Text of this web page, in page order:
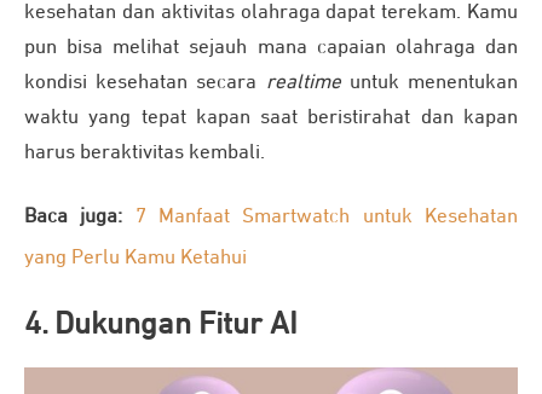
kesehatan dan aktivitas olahraga dapat terekam. Kamu
pun bisa melihat sejauh mana capaian olahraga dan
kondisi kesehatan secara realtimeuntuk menentukan
waktu yang tepat kapan saat beristirahat dan kapan
harus beraktivitas kembali.
Baca juga: 7 Manfaat Smartwatch untuk Kesehatan
yang Perlu Kamu Ketahui
4. Dukungan Fitur AI